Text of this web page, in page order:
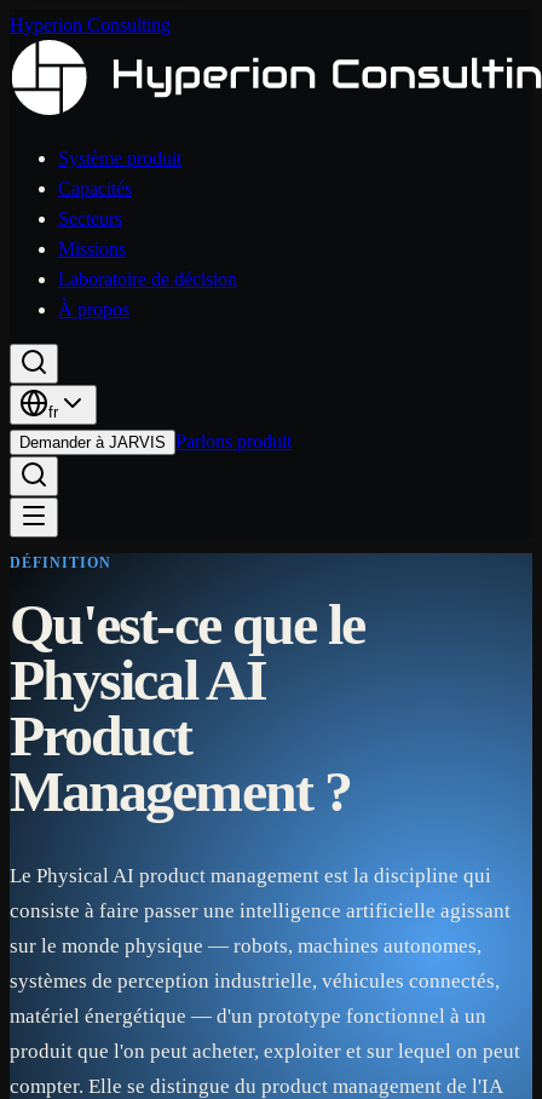
Hyperion Consulting
Système produit
Capacités
Secteurs
Missions
Laboratoire de décision
À propos
fr
Demander à JARVIS Parlons produit
DÉFINITION
Qu'est-ce que le
Physical AI
Product
Management ?
Le Physical AI product management est la discipline qui
consiste à faire passer une intelligence artificielle agissant
sur le monde physique — robots, machines autonomes,
systèmes de perception industrielle, véhicules connectés,
matériel énergétique — d'un prototype fonctionnel à un
produit que l'on peut acheter, exploiter et sur lequel on peut
compter. Elle se distingue du product management de l'IA